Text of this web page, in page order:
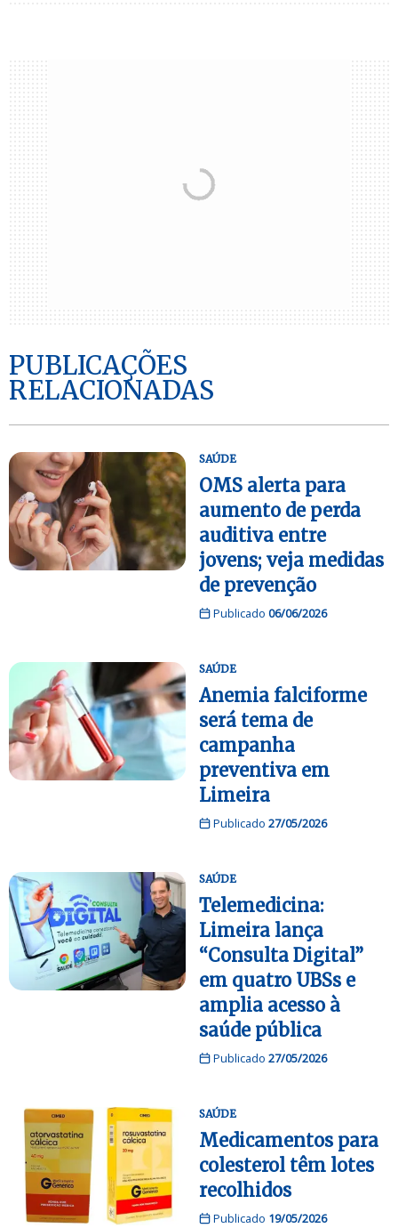
PUBLICAÇÕES
RELACIONADAS
SAÚDE
OMS alerta para
aumento de perda
auditiva entre
jovens; veja medidas
de prevenção
Publicado 06/06/2026
SAÚDE
Anemia falciforme
será tema de
campanha
preventiva em
Limeira
Publicado 27/05/2026
SAÚDE
Telemedicina:
Limeira lança
“Consulta Digital”
em quatro UBSs e
amplia acesso à
saúde pública
Publicado 27/05/2026
SAÚDE
Medicamentos para
colesterol têm lotes
recolhidos
Publicado 19/05/2026